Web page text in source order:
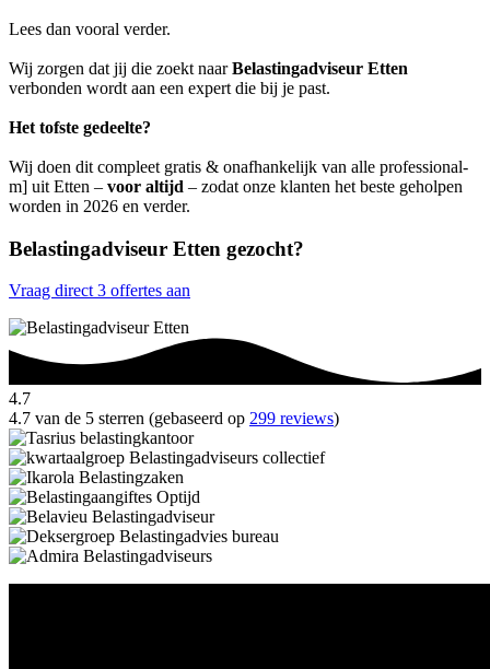
Lees dan vooral verder.
Wij zorgen dat jij die zoekt naarBelastingadviseur Etten
verbonden wordt aan een expert die bij je past.
Het tofste gedeelte?
Wij doen dit compleet gratis & onafhankelijk van alle professional-
m] uit Etten – voor altijd – zodat onze klanten het beste geholpen
worden in 2026 en verder.
Belastingadviseur Etten gezocht?
Vraag direct 3 offertes aan
4.7
4.7 van de 5 sterren (gebaseerd op 299 reviews)